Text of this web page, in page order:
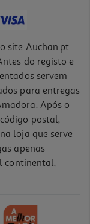
Salmão 85g
site Auchan.pt
do registo e
servem
para entregas
Após o
postal,
loja que serve
apenas
continental,